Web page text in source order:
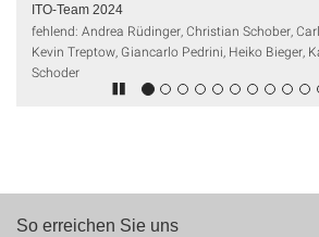
ITO-Team 2024
fehlend: Andrea Rüdinger, Christian Schober,
Kevin Treptow, Giancarlo Pedrini, Heiko Bieger,
Schoder
So erreichen Sie uns